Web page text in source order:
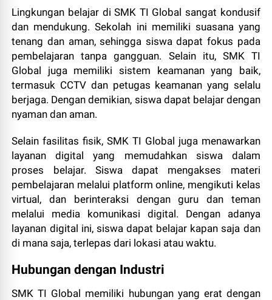
Lingkungan belajar di SMK TI Global sangat kondusif
dan mendukung. Sekolah ini memiliki suasana yang
tenang dan aman, sehingga siswa dapat fokus pada
pembelajaran tanpa gangguan. Selain itu, SMK TI
Global juga memiliki sistem keamanan yang baik,
termasuk CCTV dan petugas keamanan yang selalu
berjaga. Dengan demikian, siswa dapat belajar dengan
nyaman dan aman.
Selain fasilitas fisik, SMK TI Global juga menawarkan
layanan digital yang memudahkan siswa dalam
proses belajar. Siswa dapat mengakses materi
pembelajaran melalui platform online, mengikuti kelas
virtual, dan berinteraksi dengan guru dan teman
melalui media komunikasi digital. Dengan adanya
layanan digital ini, siswa dapat belajar kapan saja dan
di mana saja, terlepas dari lokasi atau waktu.
Hubungan dengan Industri
SMK TI Global memiliki hubungan yang erat dengan